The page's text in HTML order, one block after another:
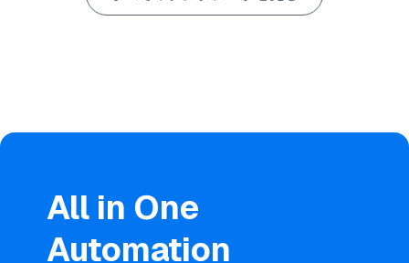
加します
Googleフォームのトリガー設定では、連携の対象とした
AI機能のアクションでは、どのような分析や要約を実行さ
せるか、プロンプトの内容を業務に合わせて任意で編集
してください
Notionでレコードを追加するアクションを設定する際
All in One
Automation